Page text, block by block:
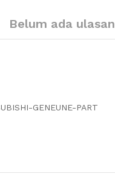
Belum ada ulasan
GENEUNE-PART